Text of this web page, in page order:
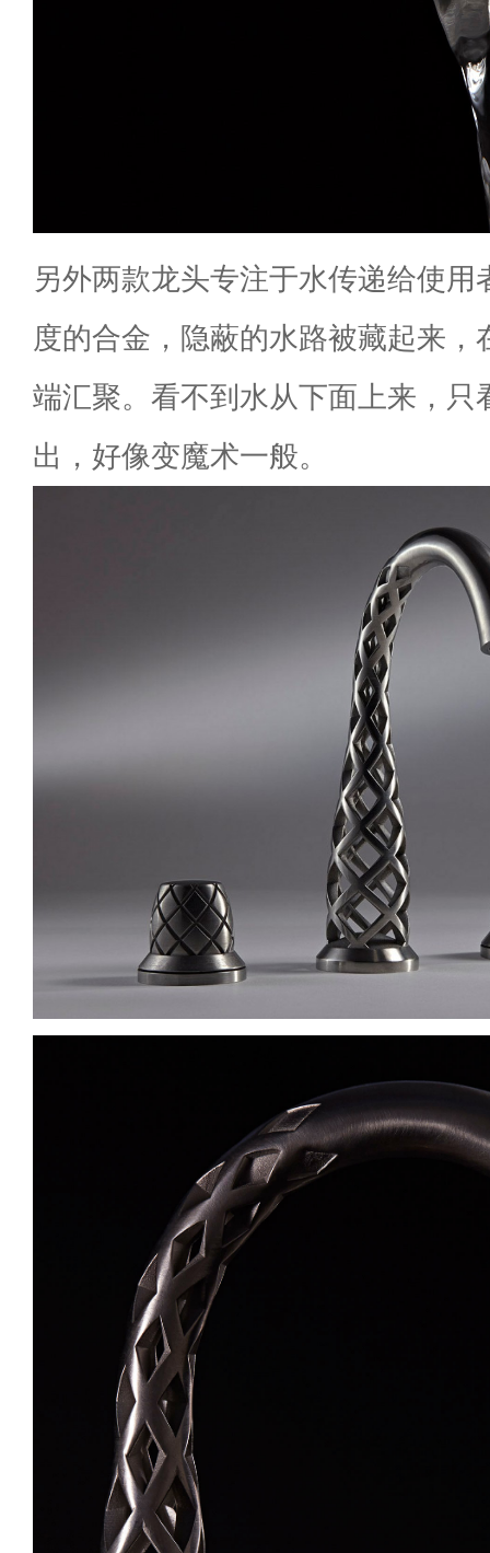
另外两款龙头专注于水传递给使用
度的合金，隐蔽的水路被藏起来，
端汇聚。看不到水从下面上来，只
出，好像变魔术一般。